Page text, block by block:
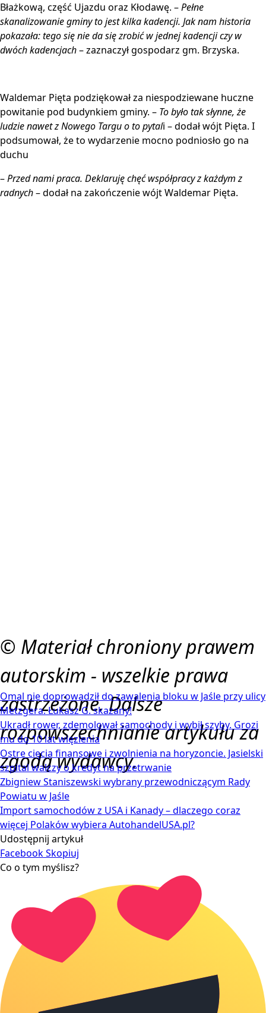
Błażkową, część Ujazdu oraz Kłodawę. –Pełne
skanalizowanie gminy to jest kilka kadencji. Jak nam historia
pokazała: tego się nie da się zrobić w jednej kadencji czy w
dwóch kadencjach– zaznaczył gospodarz gm. Brzyska.
Waldemar Pięta podziękował za niespodziewane huczne
powitanie pod budynkiem gminy. – To było tak słynne, że
ludzie nawet z Nowego Targu o to pytali – dodał wójt Pięta. I
podsumował, że to wydarzenie mocno podniosło go na
duchu
–Przed nami praca. Deklaruję chęć współpracy z każdym z
radnych– dodał na zakończenie wójt Waldemar Pięta.
© Materiał chroniony prawem
autorskim - wszelkie prawa
zastrzeżone. Dalsze
rozpowszechnianie artykułu za
zgodą wydawcy.
Omal nie doprowadził do zawalenia bloku w Jaśle przy ulicy
Metzgera. Łukasz G. skazany!
Ukradł rower, zdemolował samochody i wybił szyby. Grozi
mu do 10 lat więzienia
Ostre cięcia finansowe i zwolnienia na horyzoncie. Jasielski
szpital walczy o kredyt na przetrwanie
Zbigniew Staniszewski wybrany przewodniczącym Rady
Powiatu w Jaśle
Import samochodów z USA i Kanady – dlaczego coraz
więcej Polaków wybiera AutohandelUSA.pl?
Udostępnij artykuł
FacebookSkopiuj
Co o tym myślisz?